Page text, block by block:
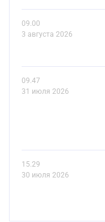
09.00
3 августа 2026
09.47
31 июля 2026
15.29
30 июля 2026